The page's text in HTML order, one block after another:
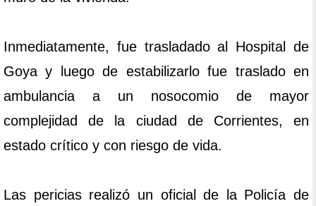
Inmediatamente, fue trasladado al Hospital de
Goya y luego de estabilizarlo fue traslado en
ambulancia a un nosocomio de mayor
complejidad de la ciudad de Corrientes, en
estado crítico y con riesgo de vida.
Las pericias realizó un oficial de la Policía de